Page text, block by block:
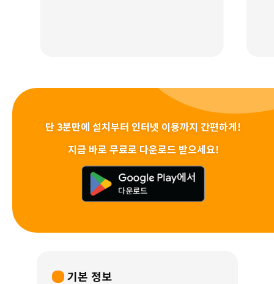
단 3분만에 설치부터 인터넷 이용까지 간편하게!
지금 바로 무료로 다운로드 받으세요!
기본 정보